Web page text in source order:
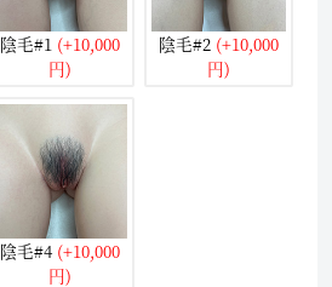
陰毛#1 (+10,000
円)
陰毛#2 (+10,000
円)
陰毛#4 (+10,000
円)